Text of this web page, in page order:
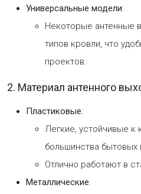
Универсальные модели:
Некоторые антенные
типов кровли, что
проектов.
2. Материал антенного
Пластиковые:
Легкие, устойчивые к
большинства бытовых
Отлично работают в
Металлические: